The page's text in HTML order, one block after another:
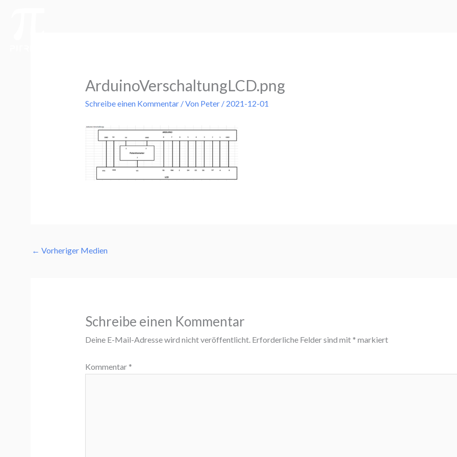
ArduinoVerschaltungLCD.png
Schreibe einen Kommentar / Von Peter / 2021-12-01
← Vorheriger Medien
Schreibe einen Kommentar
Deine E-Mail-Adresse wird nicht veröffentlicht. Erforderliche Felder sind mit * markiert
Kommentar *